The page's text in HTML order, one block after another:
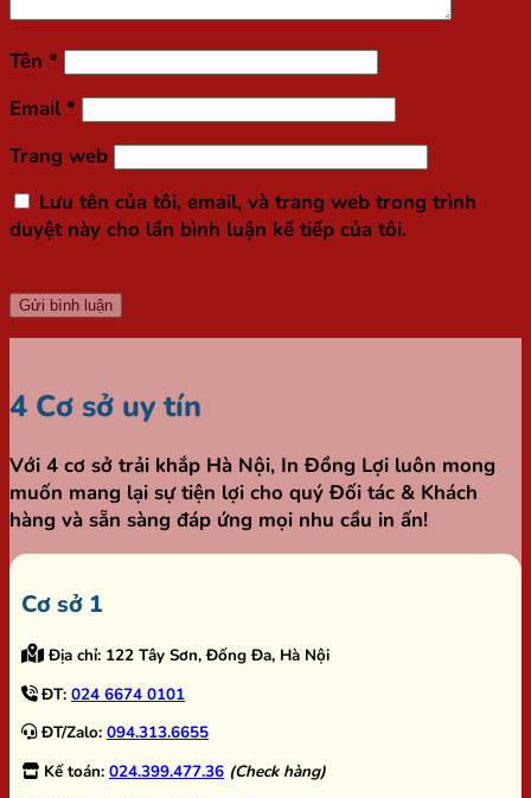
Tên *
Email*
Trang web
Lưu tên của tôi, email, và trang web trong trình
duyệt này cho lần bình luận kế tiếp của tôi.
4 Cơ sở uy tín
Với 4 cơ sở trải khắp Hà Nội, In Đồng Lợi luôn mong
muốn mang lại sự tiện lợi cho quý Đối tác & Khách
hàng và sẵn sàng đáp ứng mọi nhu cầu in ấn!
Cơ sở 1
Địa chỉ: 122 Tây Sơn, Đống Đa, Hà Nội
ĐT: 024 6674 0101
ĐT/Zalo: 094.313.6655
Kế toán: 024.399.477.36 (Check hàng)